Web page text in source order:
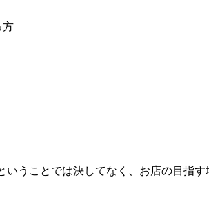
方
いうことでは決してなく、お店の目指